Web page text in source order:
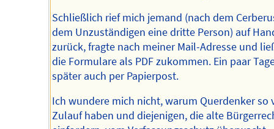
Schließlich rief mich jemand (nach dem
dem Unzuständigen eine dritte Person) auf
zurück, fragte nach meiner Mail-Adresse und
die Formulare als PDF zukommen. Ein paar
später auch per Papierpost.
Ich wundere mich nicht, warum Querdenker so
Zulauf haben und diejenigen, die alte